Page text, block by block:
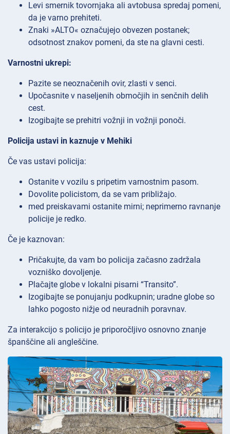
Levi smernik tovornjaka ali avtobusa spredaj pomeni,
da je varno prehiteti.
Znaki »ALTO« označujejo obvezen postanek;
odsotnost znakov pomeni, da ste na glavni cesti.
Varnostni ukrepi:
Pazite se neoznačenih ovir, zlasti v senci.
Upočasnite v naseljenih območjih in senčnih delih
cest.
Izogibajte se prehitri vožnji in vožnji ponoči.
Policija ustavi in kaznuje v Mehiki
Če vas ustavi policija:
Ostanite v vozilu s pripetim varnostnim pasom.
Dovolite policistom, da se vam približajo.
med preiskavami ostanite mirni; neprimerno ravnanje
policije je redko.
Če je kaznovan:
Pričakujte, da vam bo policija začasno zadržala
vozniško dovoljenje.
Plačajte globe v lokalni pisarni “Transito”.
Izogibajte se ponujanju podkupnin; uradne globe so
lahko pogosto nižje od neuradnih poravnav.
Za interakcijo s policijo je priporočljivo osnovno znanje
španščine ali angleščine.